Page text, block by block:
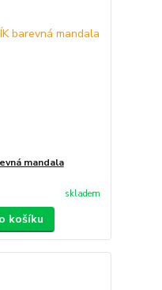
mandala
skladem
košíku